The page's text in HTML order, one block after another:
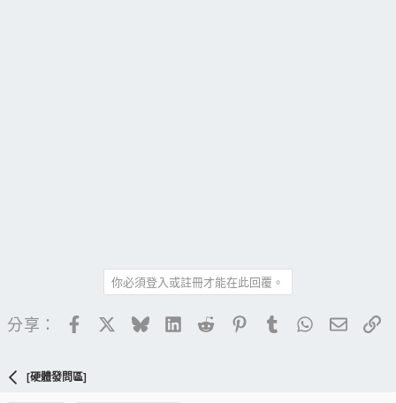
你必須登入或註冊才能在此回覆。
分享： FacebookBlueskyLinkedIn
Reddit PinterestTumblrWhatsApp
電子
[硬體發問區]